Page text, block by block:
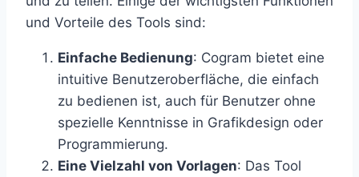
und Vorteile des Tools sind:
Einfache Bedienung: Cogram bietet eine
intuitive Benutzeroberfläche, die einfach
zu bedienen ist, auch für Benutzer ohne
spezielle Kenntnisse in Grafikdesign oder
Programmierung.
Eine Vielzahl von Vorlagen: Das Tool